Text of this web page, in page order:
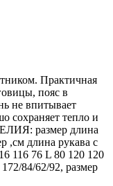
Практичная
пояс в
не впитывает
сохраняет тепло и
размер длина
,см длина рукава с
116 76 L 80 120 120
84/62/92, размер